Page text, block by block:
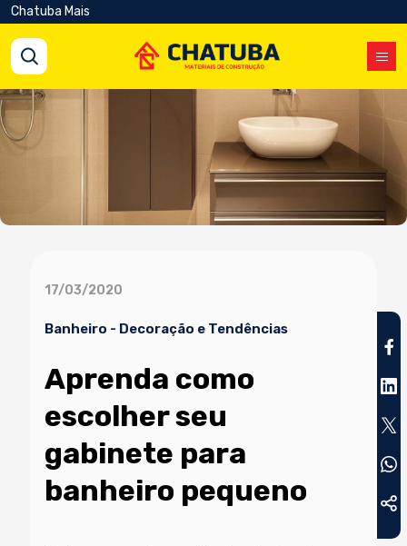
Chatuba Mais
17/03/2020
Banheiro - Decoração e Tendências
Aprenda como
escolher seu
gabinete para
banheiro pequeno